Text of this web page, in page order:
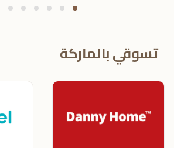
تسوقي بالماركة